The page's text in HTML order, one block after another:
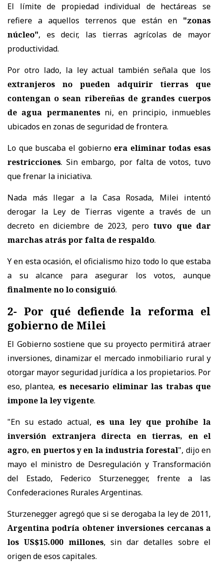
El límite de propiedad individual de hectáreas se
refiere a aquellos terrenos que están en "zonas
núcleo", es decir, las tierras agrícolas de mayor
productividad.
Por otro lado, la ley actual también señala que los
extranjeros no pueden adquirir tierras que
contengan o sean ribereñas de grandes cuerpos
de agua permanentesni, en principio, inmuebles
ubicados en zonas de seguridad de frontera.
Lo que buscaba el gobierno era eliminar todas esas
restricciones. Sin embargo, por falta de votos, tuvo
que frenar la iniciativa.
Nada más llegar a la Casa Rosada, Milei intentó
derogar la Ley de Tierras vigente a través de un
decreto en diciembre de 2023, pero tuvo que dar
marchas atrás por falta de respaldo.
Y en esta ocasión, el oficialismo hizo todo lo que estaba
a su alcance para asegurar los votos, aunque
finalmente no lo consiguió.
2- Por qué defiende la reforma el
gobierno de Milei
El Gobierno sostiene que su proyecto permitirá atraer
inversiones, dinamizar el mercado inmobiliario rural y
otorgar mayor seguridad jurídica a los propietarios. Por
eso, plantea, es necesario eliminar las trabas que
impone la ley vigente.
"En su estado actual, es una ley que prohíbe la
inversión extranjera directa en tierras, en el
agro, en puertos y en la industria forestal", dijo en
mayo el ministro de Desregulación y Transformación
del Estado, Federico Sturzenegger, frente a las
Confederaciones Rurales Argentinas.
Sturzenegger agregó que si se derogaba la ley de 2011,
Argentina podría obtener inversiones cercanas a
los US$15.000 millones, sin dar detalles sobre el
origen de esos capitales.